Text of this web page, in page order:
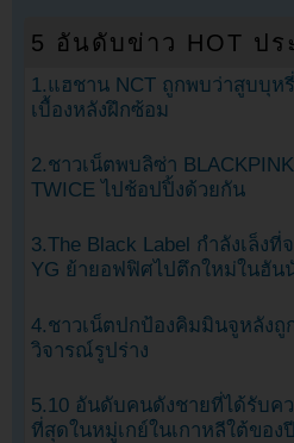
5 อันดับข่าว HOT ปร
1.แฮชาน NCT ถูกพบว่าสูบบุห
เบื้องหลังฝึกซ้อม
2.ชาวเน็ตพบลิซ่า
TWICE ไปช้อปปิ้งด้วยกัน
3.The Black Label กำลังเล็งที่
YG ย้ายอฟฟิศไปตึกใหม่ในฮัน
4.ชาวเน็ตปกป้องคิมมินจูหลังถู
วิจารณ์รูปร่าง
5.10 อันดับคนดังชายที่ได้รับค
ที่สุดในหมู่เกย์ในเกาหลีใต้ของ